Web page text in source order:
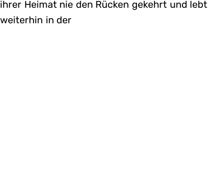
ihrer Heimat nie den Rücken gekehrt und lebt
weiterhin in der